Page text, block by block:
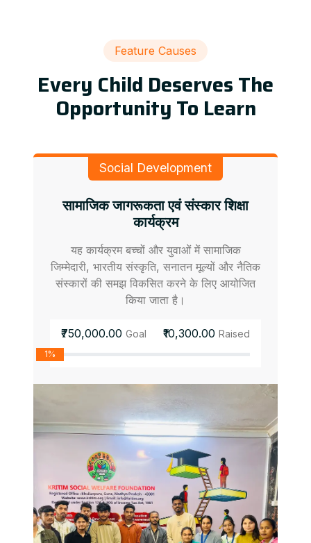
Feature Causes
Every Child Deserves The
Opportunity To Learn
Social Development
सामाजिक जागरूकता एवं संस्कार शिक्षा
कार्यक्रम
यह कार्यक्रम बच्चों और युवाओं में सामाजिक
जिम्मेदारी, भारतीय संस्कृति, सनातन मूल्यों और नैतिक
संस्कारों की समझ विकसित करने के लिए आयोजित
किया जाता है।
₹750,000.00 Goal ₹10,300.00 Raised
1%